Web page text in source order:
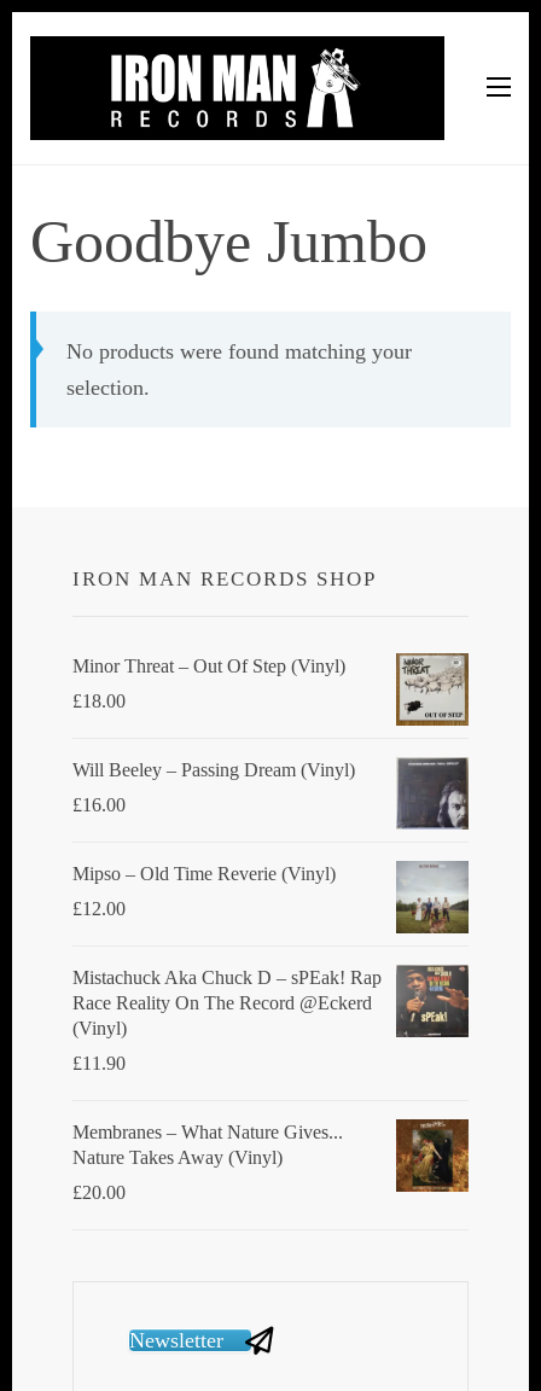
Goodbye Jumbo
No products were found matching your
selection.
IRON MAN RECORDS SHOP
Minor Threat ‎– Out Of Step (Vinyl)
£18.00
Will Beeley ‎– Passing Dream (Vinyl)
£16.00
Mipso ‎– Old Time Reverie (Vinyl)
£12.00
Mistachuck Aka Chuck D ‎– sPEak! Rap
Race Reality On The Record @Eckerd
(Vinyl)
£11.90
Membranes ‎– What Nature Gives...
Nature Takes Away (Vinyl)
£20.00
Newsletter